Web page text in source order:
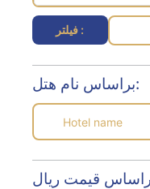
فیلتر :
براساس نام هتل: